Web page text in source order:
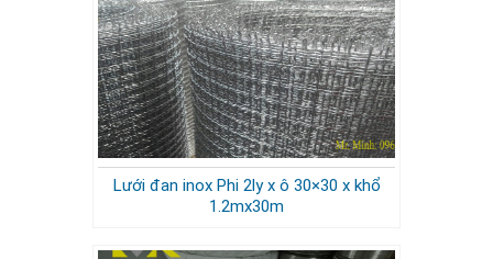
Lưới đan inox Phi 2ly x ô 30×30 x khổ
1.2mx30m